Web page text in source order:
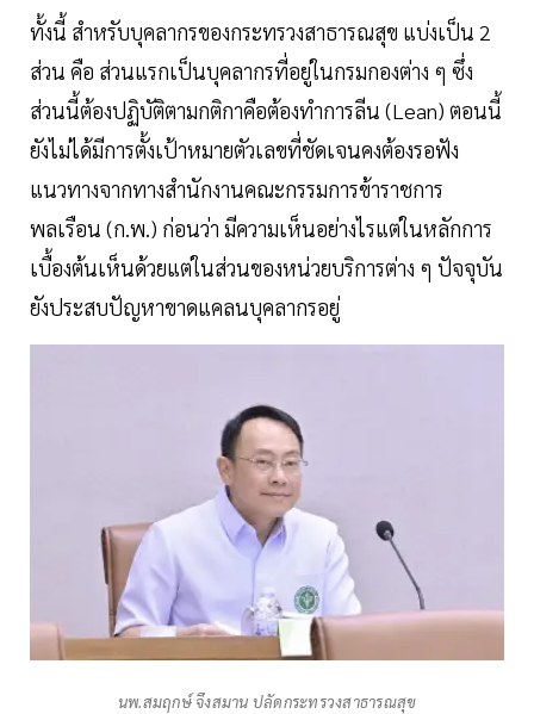
ทั้งนี้ สำหรับบุคลากรของกระทรวงสาธารณสุข แบ่งเป็น 2
ส่วน คือ ส่วนแรกเป็นบุคลากรที่อยู่ในกรมกองต่าง ๆ ซึ่ง
ส่วนนี้ต้องปฏิบัติตามกติกาคือต้องทำการลีน (Lean) ตอนนี้
ยังไม่ได้มีการตั้งเป้าหมายตัวเลขที่ชัดเจนคงต้องรอฟัง
แนวทางจากทางสำนักงานคณะกรรมการข้าราชการ
พลเรือน (ก.พ.) ก่อนว่า มีความเห็นอย่างไรแต่ในหลักการ
เบื้องต้นเห็นด้วยแต่ในส่วนของหน่วยบริการต่าง ๆ ปัจจุบัน
ยังประสบปัญหาขาดแคลนบุคลากรอยู่
นพ.สมฤกษ์ จึงสมาน ปลัดกระทรวงสาธารณสุข